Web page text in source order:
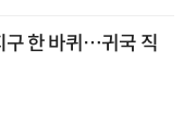
구 한 바퀴…귀국 직